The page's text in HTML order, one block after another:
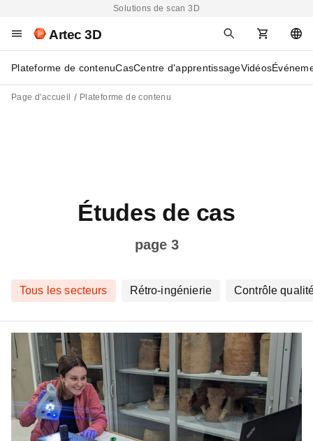
Solutions de scan 3D
Artec 3D
Plateforme de contenuCasCentre d'apprentissageVidéos
Page d'accueil Plateforme de contenu
Études de cas
page 3
Tous les secteurs Rétro-ingénierie Contrôle